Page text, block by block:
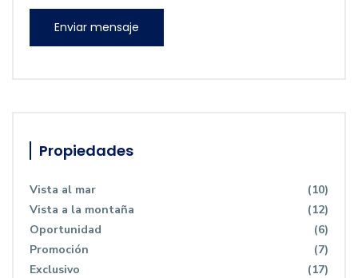
Enviar mensaje
Propiedades
Vista al mar
(10)
Vista a la montaña
(12)
Oportunidad
(6)
Promoción
(7)
Exclusivo
(17)